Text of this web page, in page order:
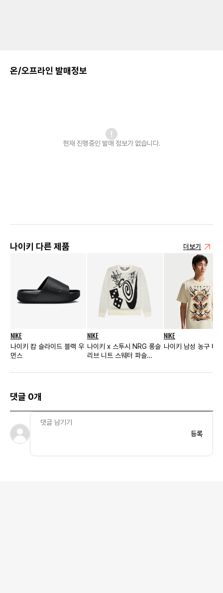
온/오프라인 발매정보
현재 진행중인 발매 정보가 없습니다.
나이키 다른 제품 더보기
NIKE
나이키 캄 슬라이드 블랙 우
먼스
NIKE
나이키 x 스투시 NRG 롱슬
리브 니트 스웨터 파슬
NIKE
나이키 남성 농구 티
댓글 0개
등록